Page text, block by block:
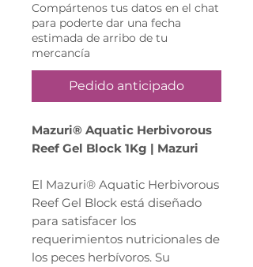
Compártenos tus datos en el chat
para poderte dar una fecha
estimada de arribo de tu
mercancía
Pedido anticipado
Mazuri® Aquatic Herbivorous
Reef Gel Block 1Kg | Mazuri
El Mazuri® Aquatic Herbivorous
Reef Gel Block está diseñado
para satisfacer los
requerimientos nutricionales de
los peces herbívoros. Su